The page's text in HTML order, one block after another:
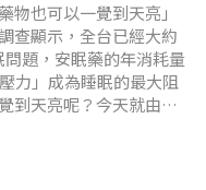
物也可以一覺到天亮」
查顯示，全台已經大約
題，安眠藥的年消耗量
力」成為睡眠的最大阻
到天亮呢？今天就由乖
組合可以幫助我們擺
要從affron® 番紅花說